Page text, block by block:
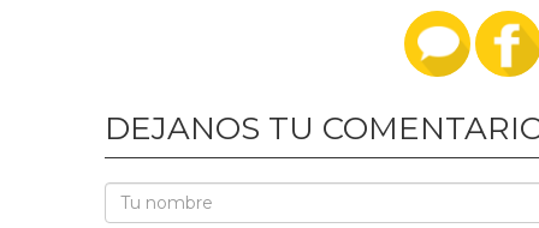
DEJANOS TU